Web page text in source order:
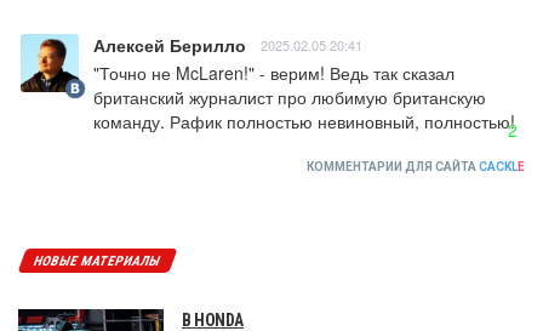
Алексей Берилло 2025.02.05 20:41
"Точно не McLaren!" - верим! Ведь так сказал
британский журналист про любимую британскую
команду. Рафик полностью невиновный, полностью!
2
КОММЕНТАРИИ ДЛЯ САЙТА CACKLE
НОВЫЕ МАТЕРИАЛЫ
В HONDA